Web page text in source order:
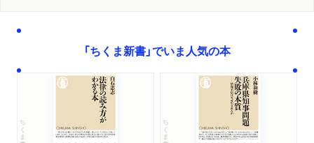
「ちくま新書」でいま人気の本
ちくま新書 ちくま新書